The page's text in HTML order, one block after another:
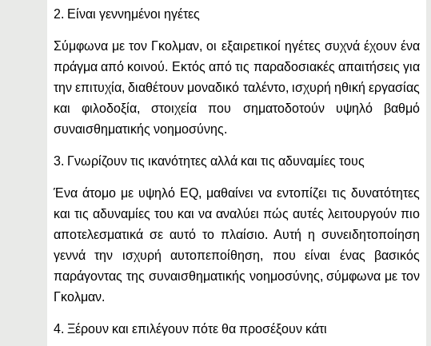
2. Είναι γεννημένοι ηγέτες
Σύμφωνα με τον Γκολμαν, οι εξαιρετικοί ηγέτες συχνά έχουν ένα
πράγμα από κοινού. Εκτός από τις παραδοσιακές απαιτήσεις για
την επιτυχία, διαθέτουν μοναδικό ταλέντο, ισχυρή ηθική εργασίας
και φιλοδοξία, στοιχεία που σηματοδοτούν υψηλό βαθμό
συναισθηματικής νοημοσύνης.
3. Γνωρίζουν τις ικανότητες αλλά και τις αδυναμίες τους
Ένα άτομο με υψηλό EQ, μαθαίνει να εντοπίζει τις δυνατότητες
και τις αδυναμίες του και να αναλύει πώς αυτές λειτουργούν πιο
αποτελεσματικά σε αυτό το πλαίσιο. Αυτή η συνειδητοποίηση
γεννά την ισχυρή αυτοπεποίθηση, που είναι ένας βασικός
παράγοντας της συναισθηματικής νοημοσύνης, σύμφωνα με τον
Γκολμαν.
4. Ξέρουν και επιλέγουν πότε θα προσέξουν κάτι